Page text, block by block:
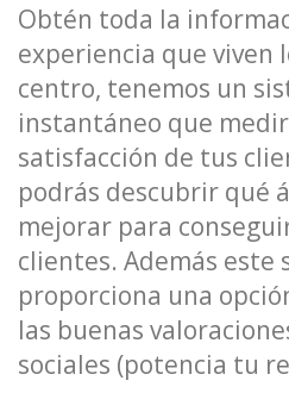
Obtén toda la
experiencia que viven
centro, tenemos un
instantáneo que
satisfacción de tus
podrás descubrir qué
mejorar para
clientes. Además este
proporciona una
las buenas
sociales (potencia tu